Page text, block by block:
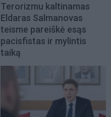
Terorizmu kaltinamas
Eldaras Salmanovas
teisme pareiškė esąs
pacisfistas ir mylintis
taiką